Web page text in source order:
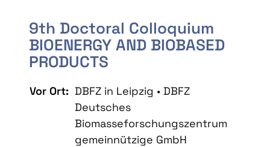
9th Doctoral Colloquium
BIOENERGY AND BIOBASED
PRODUCTS
Vor Ort: DBFZ in Leipzig • DBFZ
Deutsches
Biomasseforschungszentrum
gemeinnützige GmbH